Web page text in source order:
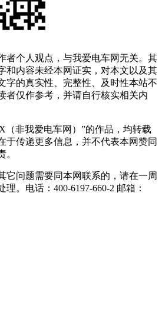
者个人观点，与我爱电车网无关。其
和内容未经本网证实，对本文以及其
字的真实性、完整性、及时性本站不
者仅作参考，并请自行核实相关内
（非我爱电车网）”的作品，均转载
于传递更多信息，并不代表本网赞同
。
它问题需要同本网联系的，请在一周
。电话：400-6197-660-2 邮箱：